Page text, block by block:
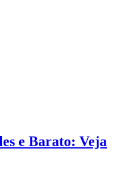
e Barato: Veja